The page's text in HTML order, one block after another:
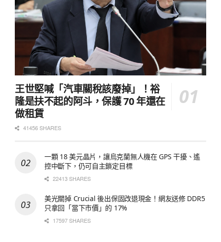
王世堅喊「汽車關稅該廢掉」！裕
隆是扶不起的阿斗，保護 70 年還在
做租賃
41456 SHARES
一顆 18 美元晶片，讓烏克蘭無人機在 GPS 干擾、遙
控中斷下，仍可自主鎖定目標
22413 SHARES
美光關掉 Crucial 後出保固改退現金！網友送修 DDR5
只拿回「當下市價」的 17%
17597 SHARES